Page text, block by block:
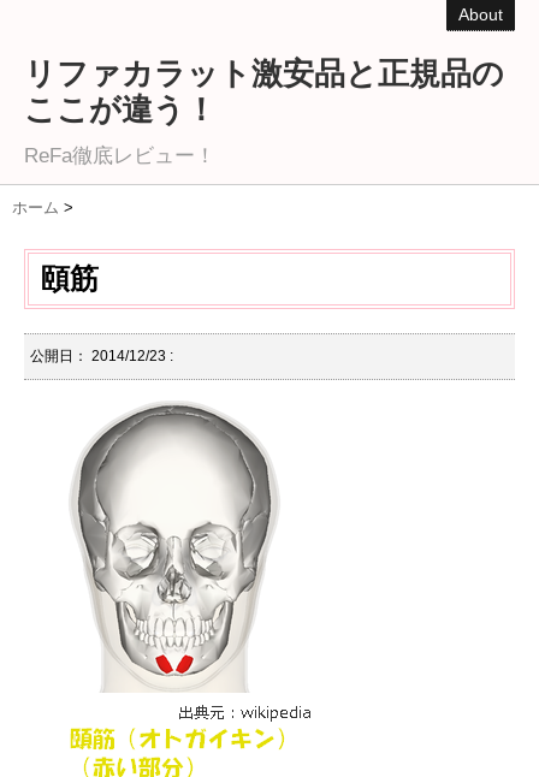
About
リファカラット激安品と正規品の
ここが違う！
ReFa徹底レビュー！
ホーム >
頤筋
公開日： 2014/12/23 :